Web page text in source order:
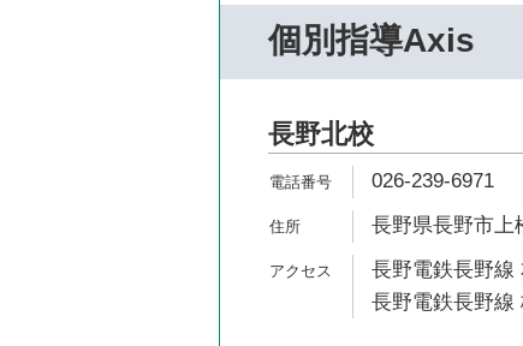
個別指導Axis
長野北校
026-239-6971
長野県長野市上
長野電鉄長野線
長野電鉄長野線